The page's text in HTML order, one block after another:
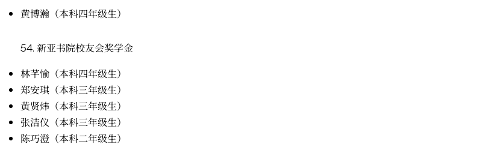
黄博瀚（本科四年级生）
54. 新亚书院校友会奖学金
林芊愉（本科四年级生）
郑安琪（本科三年级生）
黄贤炜（本科三年级生）
张洁仪（本科三年级生）
陈巧澄（本科二年级生）